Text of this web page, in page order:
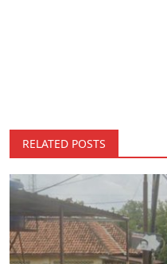
RELATED POSTS